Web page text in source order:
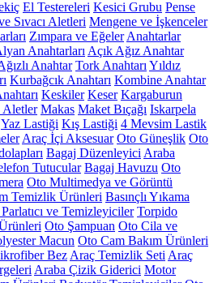
El Testereleri Kesici Grubu Pense
Sıvacı Aletleri Mengene ve İşkenceler
Zımpara ve Eğeler Anahtarlar
Anahtarları Açık Ağız Anahtar
Anahtar Tork Anahtarı Yıldız
Kurbağcık Anahtarı Kombine Anahtar
Keskiler Keser Kargaburun
Aletler Makas Maket Bıçağı Iskarpela
Yaz Lastiği Kış Lastiği 4 Mevsim Lastik
Araç İçi Aksesuar Oto Güneşlik Oto
Bagaj Düzenleyici Araba
Tutucular Bagaj Havuzu Oto
Oto Multimedya ve Görüntü
Temizlik Ürünleri Basınçlı Yıkama
ve Temizleyiciler Torpido
Oto Şampuan Oto Cila ve
Macun Oto Cam Bakım Ürünleri
Bez Araç Temizlik Seti Araç
Araba Çizik Giderici Motor